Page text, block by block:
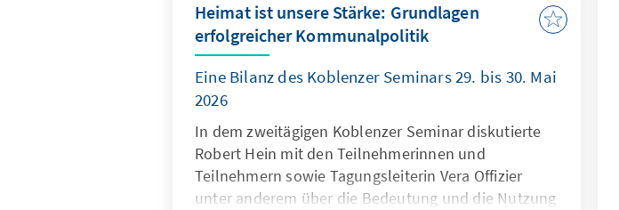
Heimat ist unsere Stärke: Grundlagen
erfolgreicher Kommunalpolitik
Eine Bilanz des Koblenzer Seminars 29. bis 30. Mai
2026
In dem zweitägigen Koblenzer Seminar diskutierte
Robert Hein mit den Teilnehmerinnen und
Teilnehmern sowie Tagungsleiterin Vera Offizier
unter anderem über die Bedeutung und die Nutzung